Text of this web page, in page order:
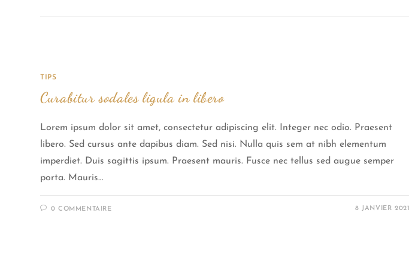
TIPS
Curabitur sodales ligula in libero
Lorem ipsum dolor sit amet, consectetur adipiscing elit. Integer nec odio. Praesent
libero. Sed cursus ante dapibus diam. Sed nisi. Nulla quis sem at nibh elementum
imperdiet. Duis sagittis ipsum. Praesent mauris. Fusce nec tellus sed augue semper
porta. Mauris…
0 COMMENTAIRE 8 JANVIER 2021